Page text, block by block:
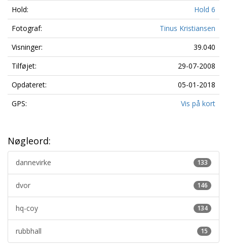
Hold:
Hold 6
Fotograf:
Tinus Kristiansen
Visninger:
39.040
Tilføjet:
29-07-2008
Opdateret:
05-01-2018
GPS:
Vis på kort
Nøgleord:
133
dannevirke
146
dvor
134
hq-coy
15
rubbhall